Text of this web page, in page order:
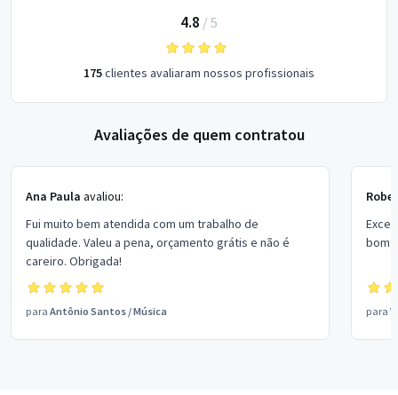
4.8 / 5
175clientes avaliaram nossos profissionais
Avaliações de quem contratou
Ana Paula avaliou:
Fui muito bem atendida com um trabalho de
qualidade. Valeu a pena, orçamento grátis e não é
careiro. Obrigada!
para Antônio Santos /Música
bom
para